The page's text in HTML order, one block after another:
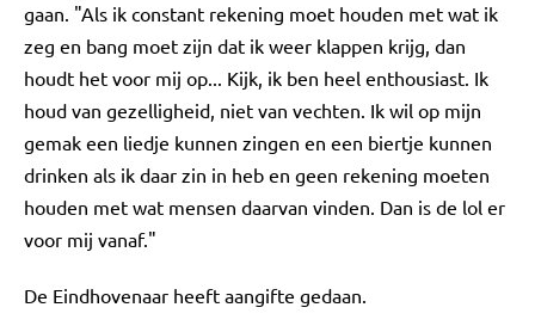
gaan. "Als ik constant rekening moet houden met wat ik
zeg en bang moet zijn dat ik weer klappen krijg, dan
houdt het voor mij op... Kijk, ik ben heel enthousiast. Ik
houd van gezelligheid, niet van vechten. Ik wil op mijn
gemak een liedje kunnen zingen en een biertje kunnen
drinken als ik daar zin in heb en geen rekening moeten
houden met wat mensen daarvan vinden. Dan is de lol er
voor mij vanaf."
De Eindhovenaar heeft aangifte gedaan.